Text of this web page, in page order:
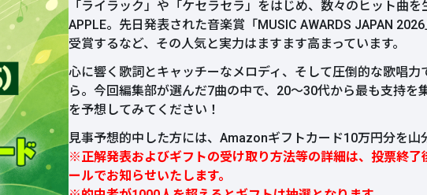
「ライラック」や「ケセラセラ」をはじめ、数々のヒット曲を
APPLE。先日発表された音楽賞「MUSIC AWARDS JAPAN
受賞するなど、その人気と実力はますます高まっています。
心に響く歌詞とキャッチーなメロディ、そして圧倒的な歌唱力
ら。今回編集部が選んだ7曲の中で、20～30代から最も支持を
を予想してみてください！
見事予想的中した方には、Amazonギフトカード10万円分を山
※正解発表およびギフトの受け取り方法等の詳細は、投票終了
ールでお知らせいたします。